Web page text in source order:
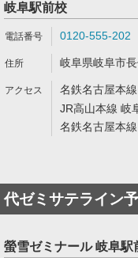
岐阜駅前校
0120-555-202
岐阜県岐阜市
名鉄名古屋本
JR高山本線 岐
名鉄名古屋本
代ゼミサテライン
螢雪ゼミナール 岐阜駅